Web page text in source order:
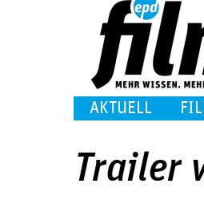
AKTUELL
Trailer